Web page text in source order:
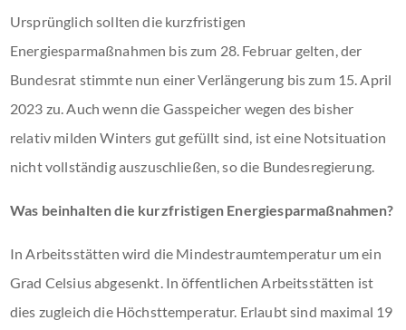
Ursprünglich sollten die kurzfristigen
Energiesparmaßnahmen bis zum 28. Februar gelten, der
Bundesrat stimmte nun einer Verlängerung bis zum 15. April
2023 zu. Auch wenn die Gasspeicher wegen des bisher
relativ milden Winters gut gefüllt sind, ist eine Notsituation
nicht vollständig auszuschließen, so die Bundesregierung.
Was beinhalten die kurzfristigen Energiesparmaßnahmen?
In Arbeitsstätten wird die Mindestraumtemperatur um ein
Grad Celsius abgesenkt. In öffentlichen Arbeitsstätten ist
dies zugleich die Höchsttemperatur. Erlaubt sind maximal 19